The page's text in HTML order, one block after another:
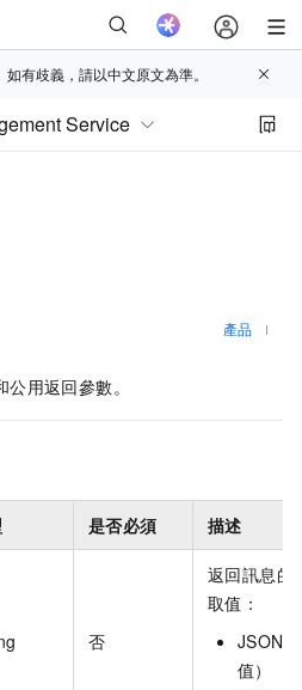
有歧義，請以中文原文為準。
Service
產品
用返回參數。
是否必須 描述
否
返回訊息的
取值：
JSON
值）